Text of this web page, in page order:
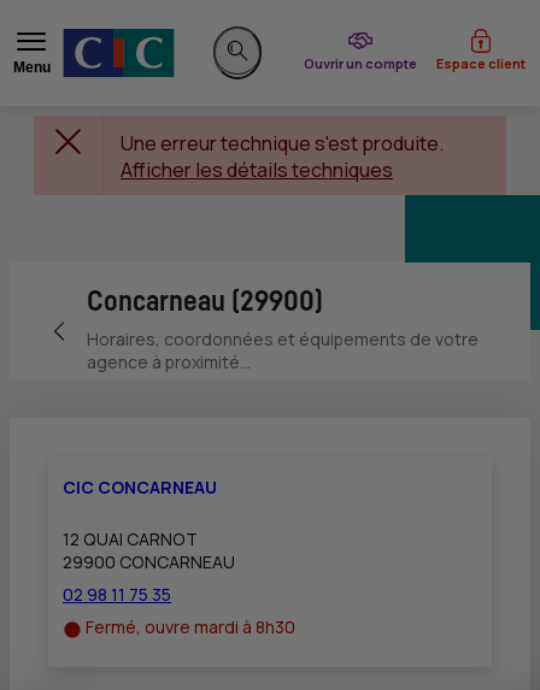
Menu
Rechercher sur le site
Ouvrir un compte
du CIC Espace client
Une erreur technique s'est produite.
Afficher les détails techniques
Retour vers la page précédente
Concarneau (29900)
Horaires, coordonnées et équipements de votre
agence à proximité...
CIC CONCARNEAU
12 QUAI CARNOT
29900 CONCARNEAU
02 98 11 75 35
Fermé, ouvre mardi à 8h30